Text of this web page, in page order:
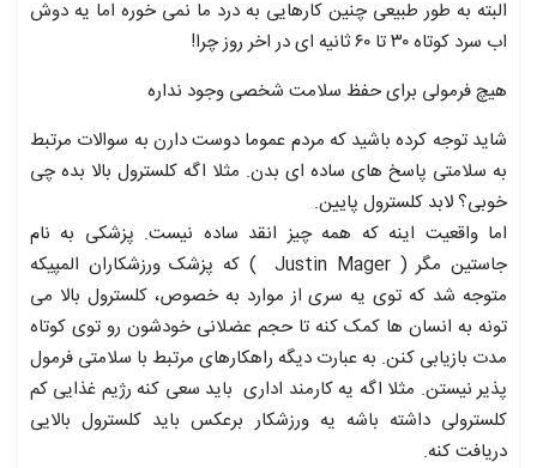
البته به طور طبیعی چنین کارهایی به درد ما نمی خوره اما یه دوش
اب سرد کوتاه ۳۰ تا ۶۰ ثانیه ای در اخر روز چرا!
هیچ فرمولی برای حفظ سلامت شخصی وجود نداره
شاید توجه کرده باشید که مردم عموما دوست دارن به سوالات مرتبط
به سلامتی پاسخ های ساده ای بدن. مثلا اگه کلسترول بالا بده چی
خوبی؟ لابد کلسترول پایین.
اما واقعیت اینه که همه چیز انقد ساده نیست. پزشکی به نام
جاستین مگر ( Justin Mager ) که پزشک ورزشکاران المپیکه
متوجه شد که توی یه سری از موارد به خصوص، کلسترول بالا می
تونه به انسان ها کمک کنه تا حجم عضلانی خودشون رو توی کوتاه
مدت بازیابی کنن. به عبارت دیگه راهکارهای مرتبط با سلامتی فرمول
پذیر نیستن. مثلا اگه یه کارمند اداری باید سعی کنه رژیم غذایی کم
کلسترولی داشته باشه یه ورزشکار برعکس باید کلسترول بالایی
دریافت کنه.